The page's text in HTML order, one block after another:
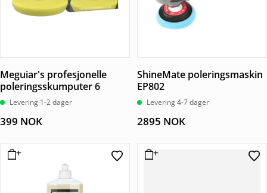
Meguiar's profesjonelle
poleringsskumputer 6
Levering 1-2 dager
399 NOK
ShineMate poleringsmaskin
EP802
Levering 4-7 dager
2895 NOK